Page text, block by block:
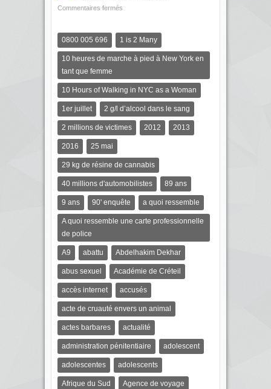
Commentaires fermés
0800 005 696 1 is 2 Many
10 heures de marche à pied à New York en
tant que femme
10 Hours of Walking in NYC as a Woman
1er juillet 2 g/l d’alcool dans le sang
2 millions de victimes 2012 2013
2016 25 mai
29 kg de résine de cannabis
40 millions d'automobilistes 89 ans
9 ans 90' enquête a quoi ressemble
A quoi ressemble une carte professionnelle
de police
A9 abattu Abdelhakim Dekhar
abus sexuel Académie de Créteil
accès internet accusés
acte de cruauté envers un animal
actes barbares actualité
administration pénitentiaire adolescent
adolescentes adolescents
Afrique du Sud Agence de voyage